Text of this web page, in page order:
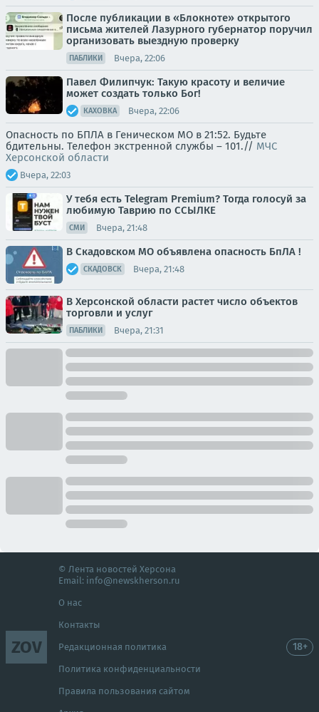
После публикации в «Блокноте» открытого
письма жителей Лазурного губернатор поручил
организовать выездную проверку
ПАБЛИКИ Вчера, 22:06
Павел Филипчук: Такую красоту и величие
может создать только Бог!
КАХОВКА Вчера, 22:06
Опасность по БПЛА в Геническом МО в 21:52. Будьте
бдительны. Телефон экстренной службы – 101.// МЧС
Херсонской области
Вчера, 22:03
У тебя есть Telegram Premium? Тогда голосуй за
любимую Таврию по ССЫЛКЕ
СМИ Вчера, 21:48
В Скадовском МО объявлена опасность БпЛА !
СКАДОВСК Вчера, 21:48
В Херсонской области растет число объектов
торговли и услуг
ПАБЛИКИ Вчера, 21:31
ZOV
© Лента новостей Херсона
Email: info@newskherson.ru
О нас
Контакты
Редакционная политика
Политика конфиденциальности
Правила пользования сайтом
18+